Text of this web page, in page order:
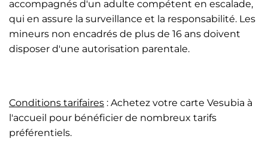
accompagnés d'un adulte compétent en escalade,
qui en assure la surveillance et la responsabilité. Les
mineurs non encadrés de plus de 16 ans doivent
disposer d'une autorisation parentale.
Conditions tarifaires : Achetez votre carte Vesubia à
l'accueil pour bénéficier de nombreux tarifs
préférentiels.